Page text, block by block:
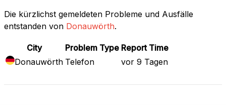
Die kürzlichst gemeldeten Probleme und Ausfälle
entstanden von Donauwörth.
City Problem Type Report Time
Donauwörth Telefon vor 9 Tagen